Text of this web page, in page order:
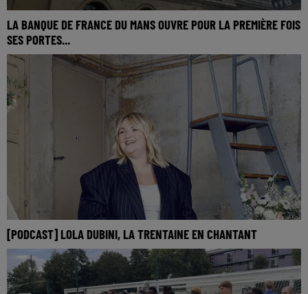
LA BANQUE DE FRANCE DU MANS OUVRE POUR LA PREMIÈRE FOIS
SES PORTES...
[PODCAST] LOLA DUBINI, LA TRENTAINE EN CHANTANT